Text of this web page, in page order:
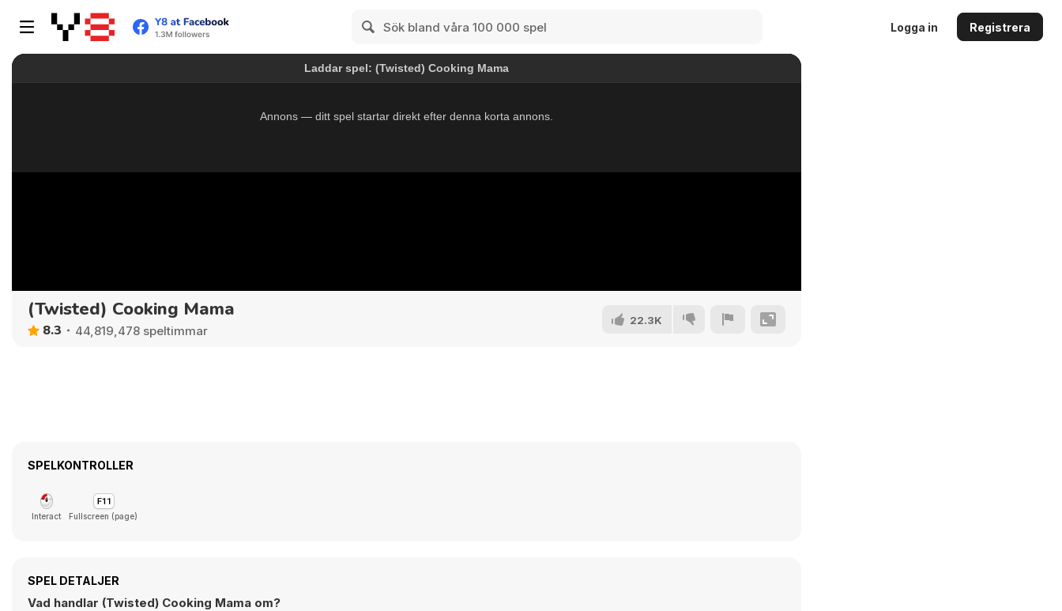
Logga in Registrera
(Twisted) Cooking Mama
8.3 44,819,478 speltimmar
22.3K
SPELKONTROLLER
Interact Fullscreen (page)
SPEL DETALJER
Vad handlar (Twisted) Cooking Mama om?